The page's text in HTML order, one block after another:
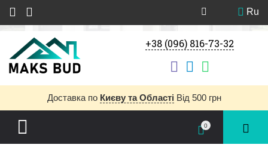
Ru
+38 (096) 816-73-32
Доставка по Києву та Області Від 500 грн
0